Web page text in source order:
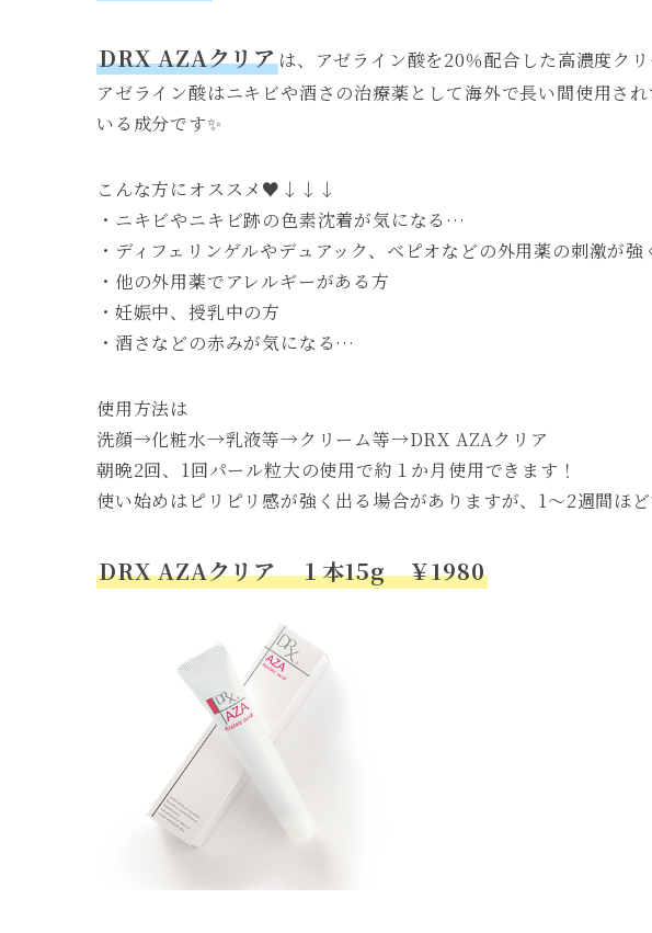
DRX AZAクリアは、アゼライン酸を20％配合した高濃度ク
アゼライン酸はニキビや酒さの治療薬として海外で長い間使用さ
いる成分です✨
こんな方にオススメ♥️↓↓↓
・ニキビやニキビ跡の色素沈着が気になる…
・ディフェリンゲルやデュアック、ベピオなどの外用薬の刺激が
・他の外用薬でアレルギーがある方
・妊娠中、授乳中の方
・酒さなどの赤みが気になる…
使用方法は
洗顔→化粧水→乳液等→クリーム等→DRX AZAクリア
朝晩2回、1回パール粒大の使用で約１か月使用できます！
使い始めはピリピリ感が強く出る場合がありますが、1～2週間ほ
DRX AZAクリア １本15g ￥1980